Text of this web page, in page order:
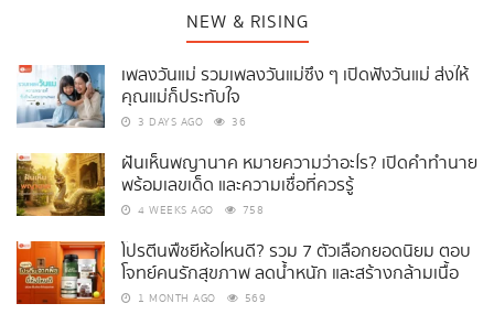
NEW & RISING
เพลงวันแม่ รวมเพลงวันแม่ซึ้ง ๆ เปิดฟังวันแม่ ส่งให้
คุณแม่ก็ประทับใจ
3 DAYS AGO 36
ฝันเห็นพญานาค หมายความว่าอะไร? เปิดคำทำนาย
พร้อมเลขเด็ด และความเชื่อที่ควรรู้
4 WEEKS AGO 758
โปรตีนพืชยี่ห้อไหนดี? รวม 7 ตัวเลือกยอดนิยม ตอบ
โจทย์คนรักสุขภาพ ลดน้ำหนัก และสร้างกล้ามเนื้อ
1 MONTH AGO 569